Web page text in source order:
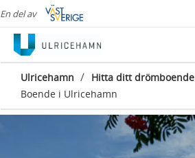
En del av
Ulricehamn / Hitta ditt drömboende
Boende i Ulricehamn